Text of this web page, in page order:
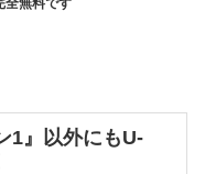
全無料です
1』以外にもU-